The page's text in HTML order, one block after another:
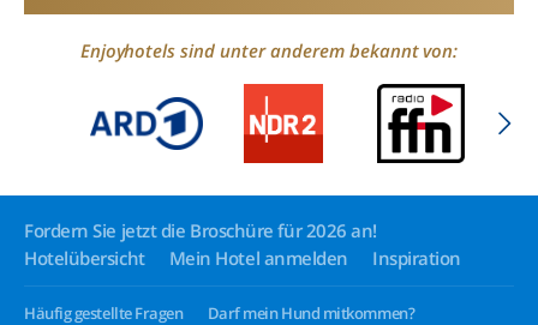
Enjoyhotels sind unter anderem bekannt von:
Fordern Sie jetzt die Broschüre für 2026 an!
Hotelübersicht
Mein Hotel anmelden Inspiration
Häufig gestellte Fragen
Darf mein Hund mitkommen?